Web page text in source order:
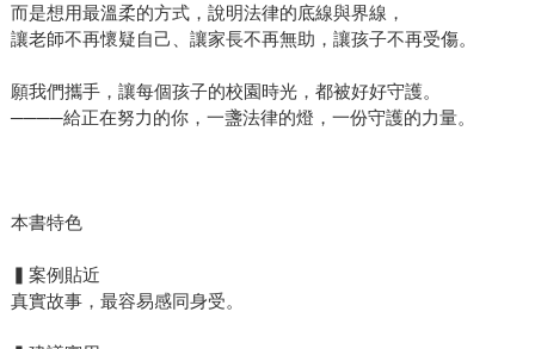
而是想用最溫柔的方式，說明法律的底線與界線，
讓老師不再懷疑自己、讓家長不再無助，讓孩子不再受傷。
願我們攜手，讓每個孩子的校園時光，都被好好守護。
────給正在努力的你，一盞法律的燈，一份守護的力量。
本書特色
▍案例貼近
真實故事，最容易感同身受。